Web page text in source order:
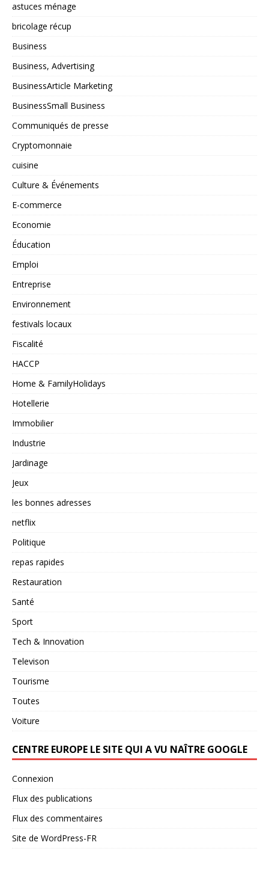
astuces ménage
bricolage récup
Business
Business, Advertising
BusinessArticle Marketing
BusinessSmall Business
Communiqués de presse
Cryptomonnaie
cuisine
Culture & Événements
E-commerce
Economie
Éducation
Emploi
Entreprise
Environnement
festivals locaux
Fiscalité
HACCP
Home & FamilyHolidays
Hotellerie
Immobilier
Industrie
Jardinage
Jeux
les bonnes adresses
netflix
Politique
repas rapides
Restauration
Santé
Sport
Tech & Innovation
Televison
Tourisme
Toutes
Voiture
CENTRE EUROPE LE SITE QUI A VU NAÎTRE GOOGLE
Connexion
Flux des publications
Flux des commentaires
Site de WordPress-FR